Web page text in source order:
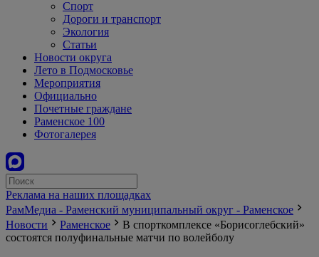
Спорт
Дороги и транспорт
Экология
Статьи
Новости округа
Лето в Подмосковье
Мероприятия
Официально
Почетные граждане
Раменское 100
Фотогалерея
Реклама на наших площадках
РамМедиа - Раменский муниципальный округ - Раменское
Новости
Раменское
В спорткомплексе «Борисоглебский»
состоятся полуфинальные матчи по волейболу